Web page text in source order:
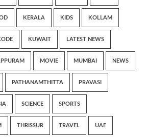
KERALA KIDS KOLLAM
KUWAIT LATEST NEWS
MOVIE MUMBAI NEWS
PATHANAMTHITTA PRAVASI
SCIENCE SPORTS
THRISSUR TRAVEL UAE